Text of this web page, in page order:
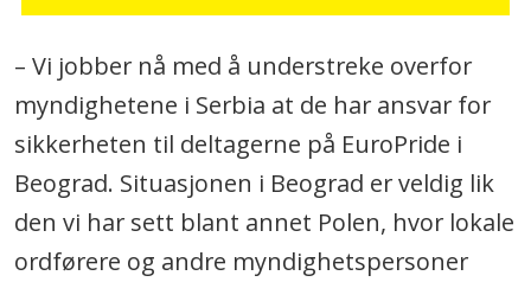
– Vi jobber nå med å understreke overfor
myndighetene i Serbia at de har ansvar for
sikkerheten til deltagerne på EuroPride i
Beograd. Situasjonen i Beograd er veldig lik
den vi har sett blant annet Polen, hvor lokale
ordførere og andre myndighetspersoner